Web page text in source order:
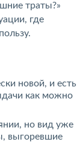
траты?»
где
новой, и есть
как можно
но вид уже
выгоревшие